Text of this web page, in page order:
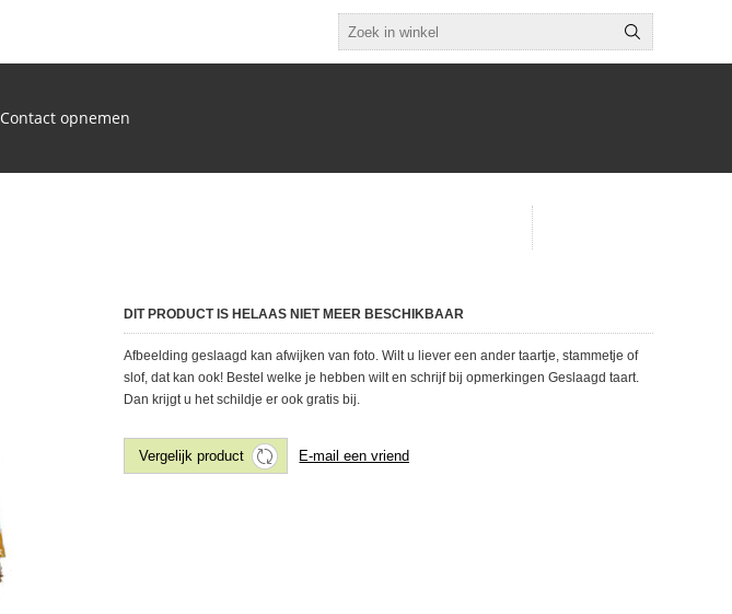
Contact opnemen
DIT PRODUCT IS HELAAS NIET MEER BESCHIKBAAR
Afbeelding geslaagd kan afwijken van foto. Wilt u liever een ander taartje, stammetje of
slof, dat kan ook! Bestel welke je hebben wilt en schrijf bij opmerkingen Geslaagd taart.
Dan krijgt u het schildje er ook gratis bij.